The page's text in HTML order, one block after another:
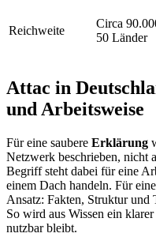
Reichweite
Circa
50 Länder
Attac in
und Arbeitsweise
Für eine saubere Erklärung
Netzwerk beschrieben, nicht
Begriff steht dabei für eine
einem Dach handeln. Für
Ansatz: Fakten, Struktur und
So wird aus Wissen ein klarer
nutzbar bleibt.